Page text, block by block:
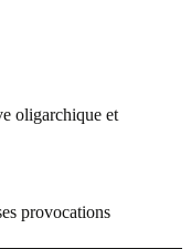
oligarchique et
provocations